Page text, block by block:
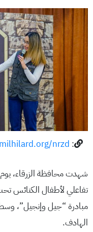
:
nrzd
تفاعلي لأطفال الكنائس
مبادرة “جيل وإنجيل”،
الهادف.